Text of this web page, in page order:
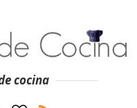
cocina